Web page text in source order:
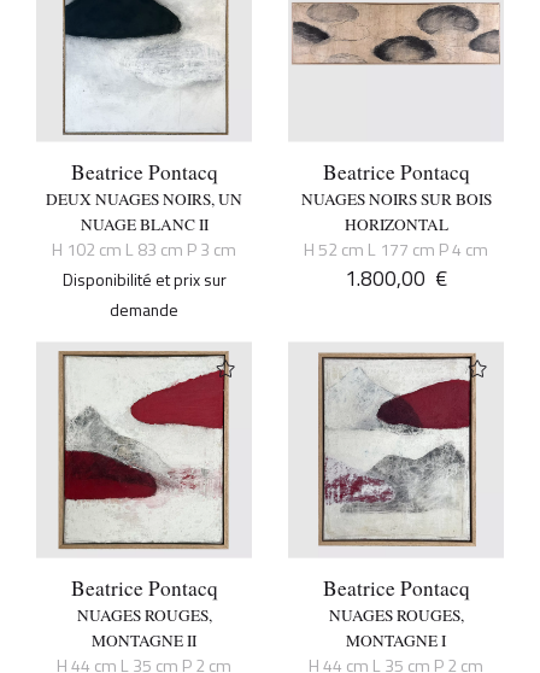
Beatrice Pontacq
DEUX NUAGES NOIRS, UN
NUAGE BLANC II
H 102 cm L 83 cm P 3 cm
Disponibilité et prix sur
demande
Beatrice Pontacq
NUAGES NOIRS SUR BOIS
HORIZONTAL
H 52 cm L 177 cm P 4 cm
1.800,00 €
Beatrice Pontacq
NUAGES ROUGES,
MONTAGNE II
H 44 cm L 35 cm P 2 cm
Beatrice Pontacq
NUAGES ROUGES,
MONTAGNE I
H 44 cm L 35 cm P 2 cm